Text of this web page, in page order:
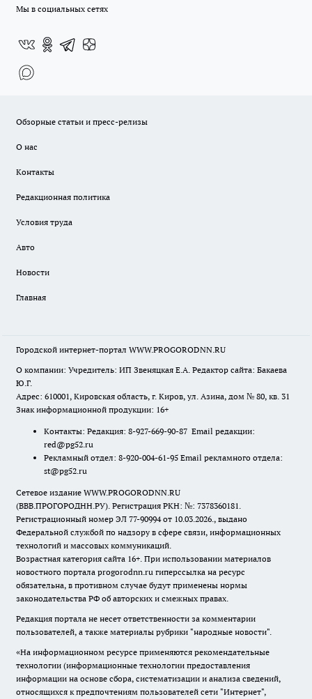
Мы в социальных сетях
Обзорные статьи и пресс-релизы
О нас
Контакты
Редакционная политика
Условия труда
Авто
Новости
Главная
Городской интернет-портал WWW.PROGORODNN.RU
О компании: Учредитель: ИП Звеняцкая Е.А. Редактор сайта: Бакаева
Ю.Г.
Адрес: 610001, Кировская область, г. Киров, ул. Азина, дом № 80, кв. 31
Знак информационной продукции: 16+
Контакты: Редакция: 8-927-669-90-87 Email редакции:
red@pg52.ru
Рекламный отдел: 8-920-004-61-95 Email рекламного отдела:
st@pg52.ru
Сетевое издание WWW.PROGORODNN.RU
(ВВВ.ПРОГОРОДНН.РУ). Регистрация РКН: №: 7378360181.
Регистрационный номер ЭЛ 77-90994 от 10.03.2026., выдано
Федеральной службой по надзору в сфере связи, информационных
технологий и массовых коммуникаций.
Возрастная категория сайта 16+. При использовании материалов
новостного портала progorodnn.ru гиперссылка на ресурс
обязательна, в противном случае будут применены нормы
законодательства РФ об авторских и смежных правах.
Редакция портала не несет ответственности за комментарии
пользователей, а также материалы рубрики "народные новости".
«На информационном ресурсе применяются рекомендательные
технологии (информационные технологии предоставления
информации на основе сбора, систематизации и анализа сведений,
относящихся к предпочтениям пользователей сети "Интернет",